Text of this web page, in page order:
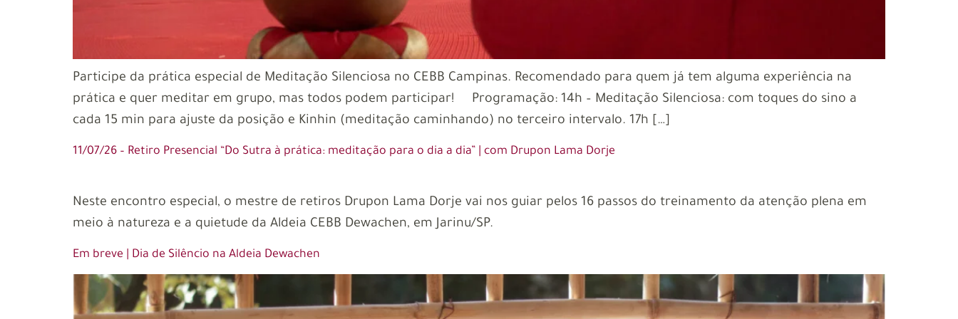
Participe da prática especial de Meditação Silenciosa no CEBB Campinas. Recomendado para quem já tem alguma experiência na
prática e quer meditar em grupo, mas todos podem participar! Programação: 14h – Meditação Silenciosa: com toques do sino a
cada 15 min para ajuste da posição e Kinhin (meditação caminhando) no terceiro intervalo. 17h […]
11/07/26 – Retiro Presencial “Do Sutra à prática: meditação para o dia a dia” | com Drupon Lama Dorje
Neste encontro especial, o mestre de retiros Drupon Lama Dorje vai nos guiar pelos 16 passos do treinamento da atenção plena em
meio à natureza e a quietude da Aldeia CEBB Dewachen, em Jarinu/SP.
Em breve | Dia de Silêncio na Aldeia Dewachen